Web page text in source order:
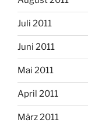
Juli 2011
Juni 2011
Mai 2011
April 2011
März 2011